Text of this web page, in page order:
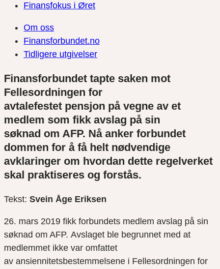
Finansfokus i Øret
Om oss
Finansforbundet.no
Tidligere utgivelser
Finansforbundet tapte saken mot
Fellesordningen for
avtalefestet pensjon på vegne av et
medlem som fikk avslag på sin
søknad om AFP. Nå anker forbundet
dommen for å få helt nødvendige
avklaringer om hvordan dette regelverket
skal praktiseres og forstås.
Tekst: Svein Åge Eriksen
26. mars 2019 fikk forbundets medlem avslag på sin
søknad om AFP. Avslaget ble begrunnet med at
medlemmet ikke var omfattet
av ansiennitetsbestemmelsene i Fellesordningen for